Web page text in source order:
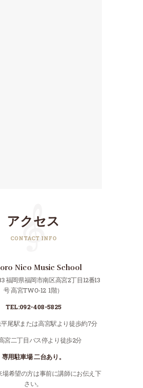
アクセス
CONTACT INFO
Nico Music School
福岡県福岡市南区高宮2丁目12番13
号 高宮TWO-12 1階）
TEL:092-408-5825
尾駅または高宮駅より徒歩約7分
宮二丁目バス停より徒歩2分
専用駐車場 二台あり。
希望の方は事前に講師にお伝え下
さい。